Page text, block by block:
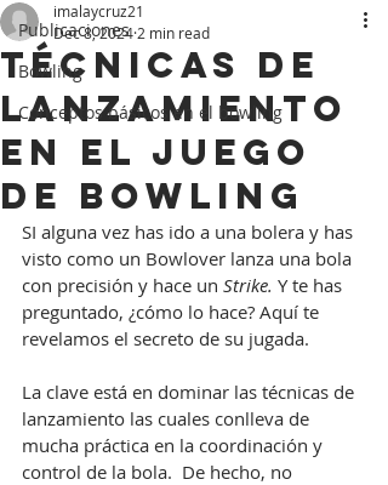
Publicaciones
Bowling
Conceptos básicos en el bowling
Técnicas de
lanzamiento
en el juego
de bowling
imalaycruz21
Dec 8, 2024 2 min read
SI alguna vez has ido a una bolera y has
visto como un Bowlover lanza una bola
con precisión y hace un Strike. Y te has
preguntado, ¿cómo lo hace? Aquí te
revelamos el secreto de su jugada.
La clave está en dominar las técnicas de
lanzamiento las cuales conlleva de
mucha práctica en la coordinación y
control de la bola.
  De
hecho, no